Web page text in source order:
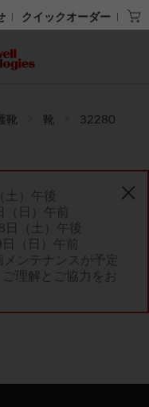
クイックオーダー
靴 靴
32280
土）午後
日）午前
（土）午後
（日）午前
ンテナンスが予定
理解とご協力をお